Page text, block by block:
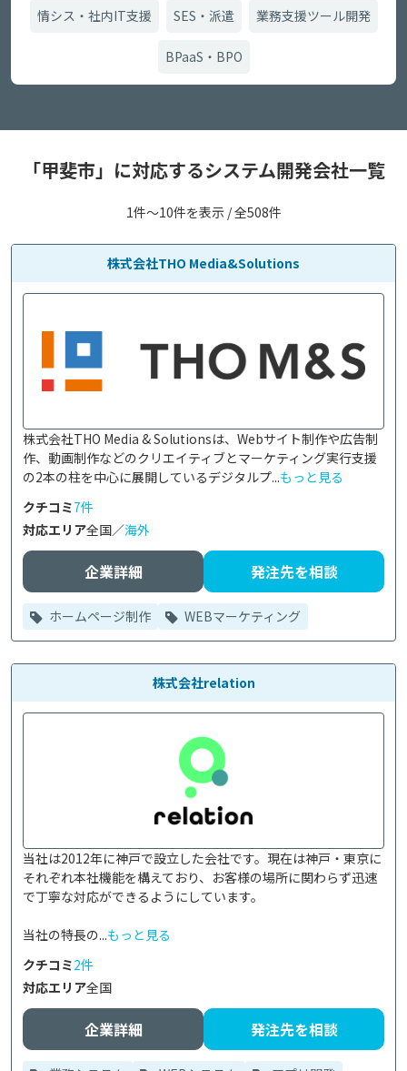
情シス・社内IT支援 SES・派遣 業務支援ツール開発
BPaaS・BPO
「甲斐市」に対応するシステム開発会社一覧
1件〜10件を表示 / 全508件
株式会社THO Media&Solutions
株式会社THO Media & Solutionsは、Webサイト制作や広告制
作、動画制作などのクリエイティブとマーケティング実行支援
の2本の柱を中心に展開しているデジタルプ...もっと見る
クチコミ7件
対応エリア全国／海外
企業詳細 発注先を相談
ホームページ制作 WEBマーケティング
株式会社relation
当社は2012年に神戸で設立した会社です。現在は神戸・東京に
それぞれ本社機能を構えており、お客様の場所に関わらず迅速
で丁寧な対応ができるようにしています。
当社の特長の...もっと見る
クチコミ2件
対応エリア全国
企業詳細 発注先を相談